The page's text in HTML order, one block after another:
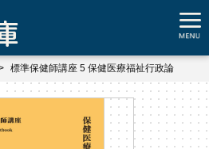
標準保健師講座 5 保健医療福祉行政論